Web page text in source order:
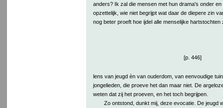
anders? Ik zal die mensen met hun drama's onder
opzettelijk, wie niet begrijpt wat daar de diepere zin
nog beter proeft hoe ijdel alle menselijke hartstochten
[p. 446]
lens van jeugd èn van ouderdom, van eenvoudige
jongelieden, die proeve het dan maar niet. De
weten dat zij het proeven, en het toch begrijpen.
Zo ontstond, dunkt mij, deze evocatie. De jeugd